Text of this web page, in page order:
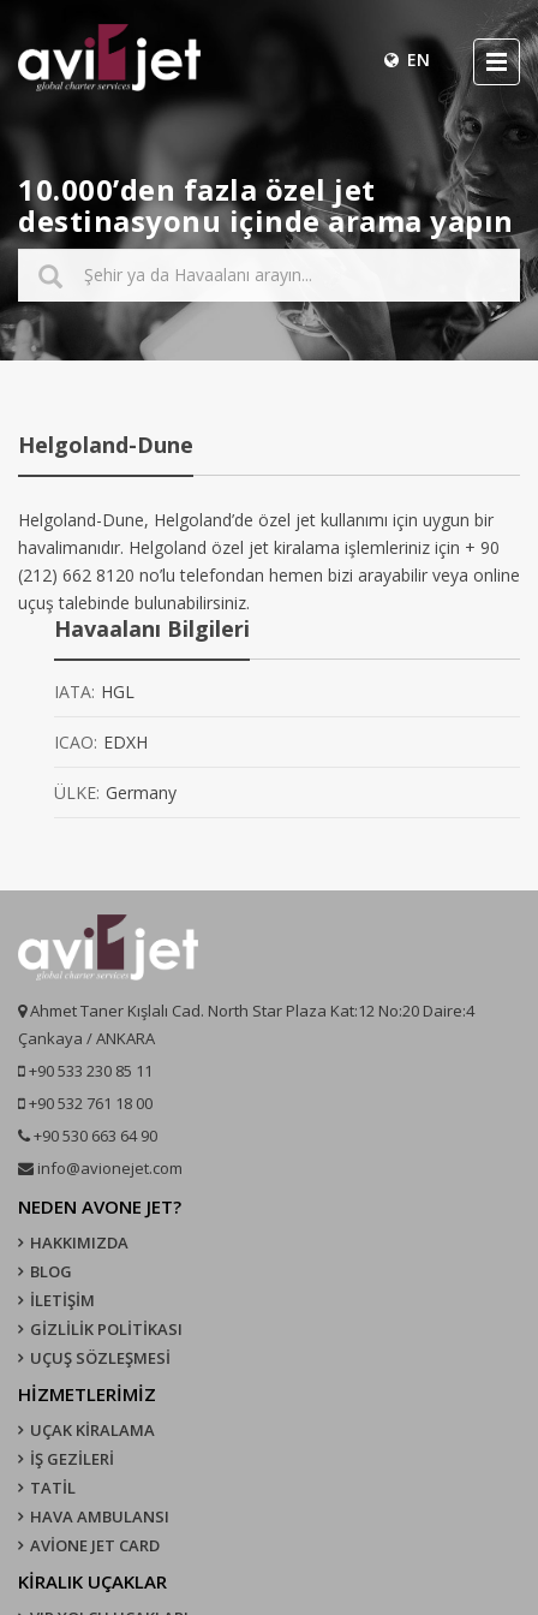
EN
10.000’den fazla özel jet
destinasyonu içinde arama yapın
Helgoland-Dune
Helgoland-Dune, Helgoland’de özel jet kullanımı için uygun bir
havalimanıdır. Helgoland özel jet kiralama işlemleriniz için + 90
(212) 662 8120 no’lu telefondan hemen bizi arayabilir veya online
uçuş talebinde bulunabilirsiniz.
Havaalanı Bilgileri
IATA: HGL
ICAO: EDXH
ÜLKE: Germany
Ahmet Taner Kışlalı Cad. North Star Plaza Kat:12 No:20 Daire:4
Çankaya / ANKARA
+90 533 230 85 11
+90 532 761 18 00
+90 530 663 64 90
info@avionejet.com
NEDEN AVONE JET?
HAKKIMIZDA
BLOG
İLETİŞİM
GİZLİLİK POLİTİKASI
UÇUŞ SÖZLEŞMESI
HİZMETLERİMİZ
UÇAK KIRALAMA
İŞ GEZİLERİ
TATİL
HAVA AMBULANSI
AVİONE JET CARD
KIRALIK UÇAKLAR